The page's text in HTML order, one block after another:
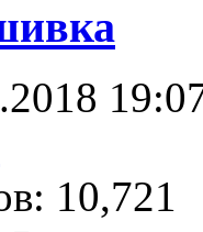
10,721